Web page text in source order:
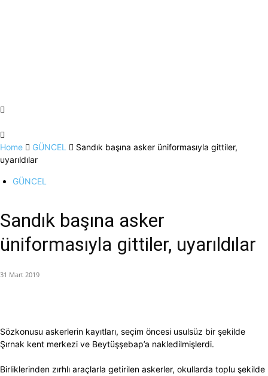
Home GÜNCEL
Sandık başına asker üniformasıyla gittiler,
uyarıldılar
GÜNCEL
Sandık başına asker
üniformasıyla gittiler, uyarıldılar
31 Mart 2019
Sözkonusu askerlerin kayıtları, seçim öncesi usulsüz bir şekilde
Şırnak kent merkezi ve Beytüşşebap’a nakledilmişlerdi.
Birliklerinden zırhlı araçlarla getirilen askerler, okullarda toplu şekilde